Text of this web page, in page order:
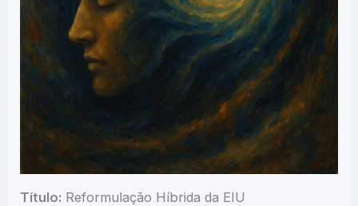
Título: Reformulação Híbrida da EIU